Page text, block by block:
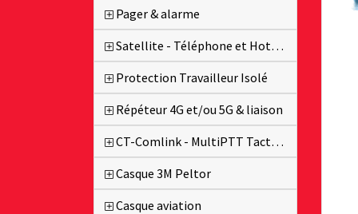
Pager & alarme
Satellite - Téléphone et Hotspot
Protection Travailleur Isolé
Répéteur 4G et/ou 5G & liaison
CT-Comlink - MultiPTT Tactique
Casque 3M Peltor
Casque aviation